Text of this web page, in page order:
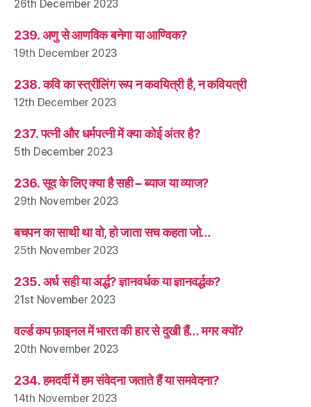
26th December 2023
239. अणु से आणविक बनेगा या आण्विक?
19th December 2023
238. कवि का स्त्रीलिंग रूप न कवयित्री है, न कवियत्री
12th December 2023
237. पत्नी और धर्मपत्नी में क्या कोई अंतर है?
5th December 2023
236. सूद के लिए क्या है सही – ब्याज या व्याज?
29th November 2023
बचपन का साथी था वो, हो जाता सच कहता जो…
25th November 2023
235. अर्ध सही या अर्द्ध? ज्ञानवर्धक या ज्ञानवर्द्धक?
21st November 2023
वर्ल्ड कप फ़ाइनल में भारत की हार से दुखी हैं… मगर क्यों?
20th November 2023
234. हमदर्दी में हम संवेदना जताते हैं या समवेदना?
14th November 2023